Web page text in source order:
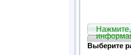
Выберите